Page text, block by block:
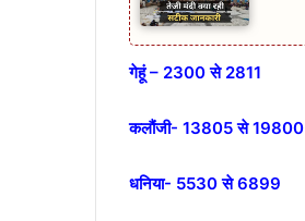
गेहूं – 2300 से 2811
कलौंजी- 13805 से 19800
धनिया- 5530 से 6899